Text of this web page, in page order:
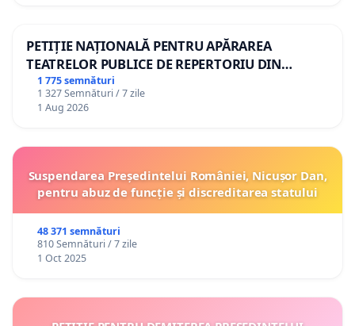
PETIȚIE NAȚIONALĂ PENTRU APĂRAREA
TEATRELOR PUBLICE DE REPERTORIU DIN
ROMÂNIA
1 775 semnături
1 327 Semnături / 7 zile
1 Aug 2026
Suspendarea Președintelui României, Nicușor Dan,
pentru abuz de funcție și discreditarea statului
48 371 semnături
810 Semnături / 7 zile
1 Oct 2025